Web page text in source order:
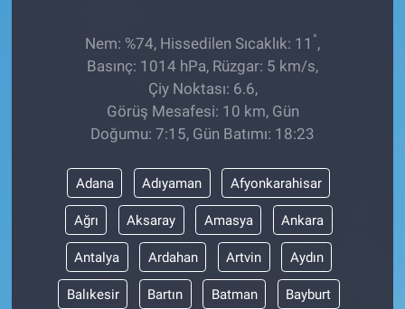
Nem: %74, Hissedilen Sıcaklık: 11 °,
Basınç: 1014 hPa, Rüzgar: 5 km/s,
Çiy Noktası: 6.6,
Görüş Mesafesi: 10 km, Gün
Doğumu: 7:15, Gün Batımı: 18:23
Adana Adıyaman Afyonkarahisar
Ağrı Aksaray Amasya Ankara
Antalya Ardahan Artvin Aydın
Balıkesir Bartın Batman Bayburt